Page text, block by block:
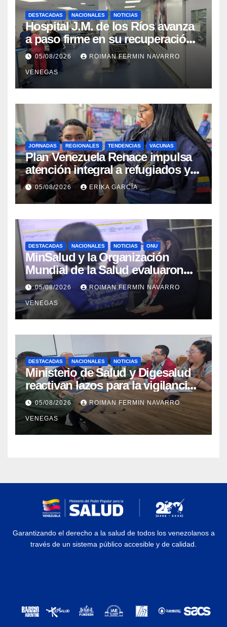
DESTACADAS NACIONALES NOTICIAS
Hospital J.M. de los Ríos avanza
a paso firme en su recuperación
tras los recientes eventos
sísmicos
05/08/2026 ROIMAN FERMIN NAVARRO
VENEGAS
JORNADAS REGIONALES TENDENCIAS VACUNAS
​Plan Venezuela Renace impulsa
atención integral a refugiados y
evaluación de vacunación en
Aragua
05/08/2026 ERIKA GARCÍA
DESTACADAS NACIONALES NOTICIAS ONU
MinSalud y la Organización
Mundial de la Salud evaluaron
propuesta técnica integral en
materia de agua saneamiento e
higiene ante contingencia
sísmica
05/08/2026 ROIMAN FERMIN NAVARRO
VENEGAS
DESTACADAS NACIONALES NOTICIAS
Ministerio de Salud y Digesalud
reactivan lazos para la vigilancia
epidemiológica y el control de
enfermedades
05/08/2026 ROIMAN FERMIN NAVARRO
VENEGAS
Garantizando el derecho a la salud de todos los venezolanos a
través de un sistema público accesible y de calidad.